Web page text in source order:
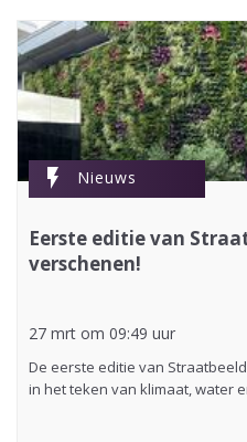
flash_on Nieuws
Eerste editie van
verschenen!
27 mrt om 09:49 uur
De eerste editie van
in het teken van klimaat, water